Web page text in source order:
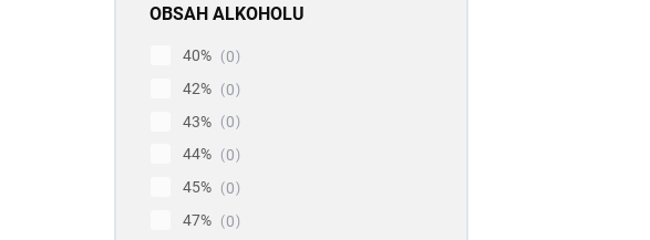
OBSAH ALKOHOLU
40%
0
42%
0
43%
0
44%
0
45%
0
47%
0